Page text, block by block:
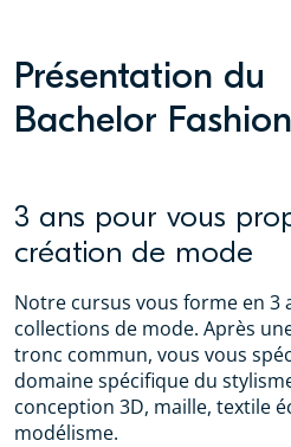
Présentation du
Bachelor
3 ans pour vous
création de mode
Notre cursus vous forme en 3
collections de mode. Après
tronc commun, vous vous
domaine spécifique du
conception 3D, maille, textile
modélisme.